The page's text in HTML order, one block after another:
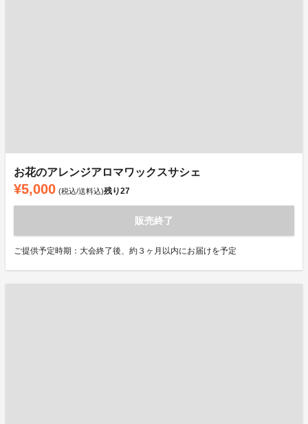
お花のアレンジアロマワックスサシェ
¥5,000 (税込/送料込)残り27
販売終了
ご提供予定時期：大会終了後、約３ヶ月以内にお届けを予定